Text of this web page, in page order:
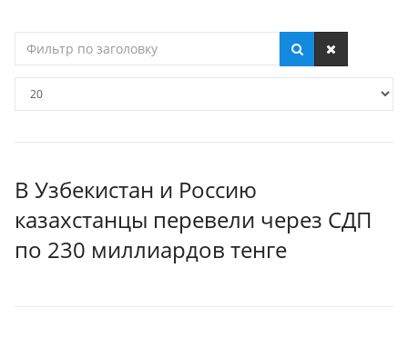
по
В Узбекистан и Россию
казахстанцы перевели через СДП
по 230 миллиардов тенге